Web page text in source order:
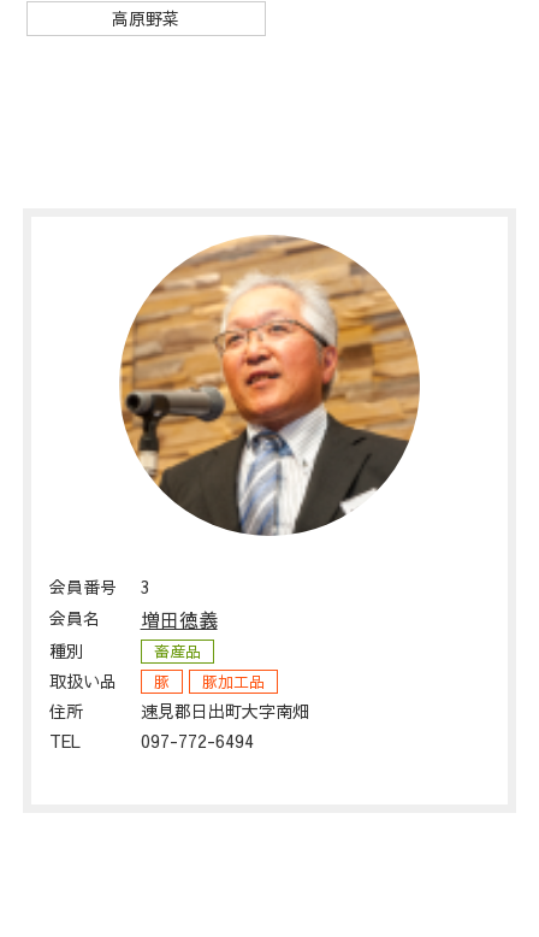
高原野菜
会員番号
3
会員名
増田徳義
種別 畜産品
取扱い品 豚 豚加工品
住所
速見郡日出町大字南畑
TEL
097-772-6494